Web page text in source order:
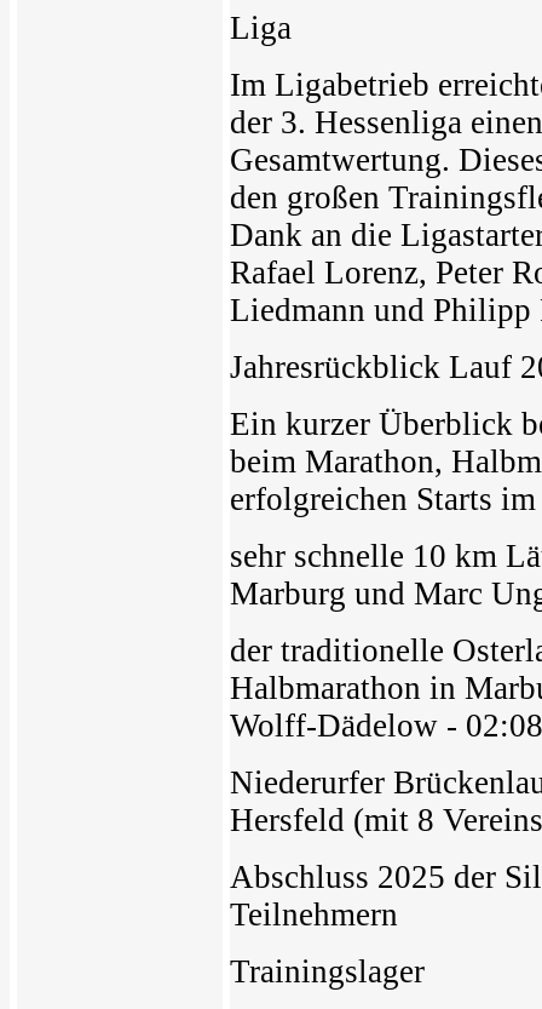
Liga
Im Ligabetrieb
der 3. Hessenliga
Gesamtwertung.
den großen
Dank an die
Rafael Lorenz, Peter
Liedmann und Philipp
Jahresrückblick Lauf
Ein kurzer Überblick
beim Marathon,
erfolgreichen Starts
sehr schnelle 10 km
Marburg und Marc
der traditionelle
Halbmarathon in
Wolff-Dädelow -
Niederurfer
Hersfeld (mit 8
Abschluss 2025 der
Teilnehmern
Trainingslager